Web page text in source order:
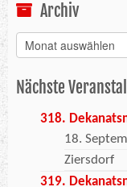
Archiv
Archiv
Nächste
318.
18.
Ziersdorf
319.